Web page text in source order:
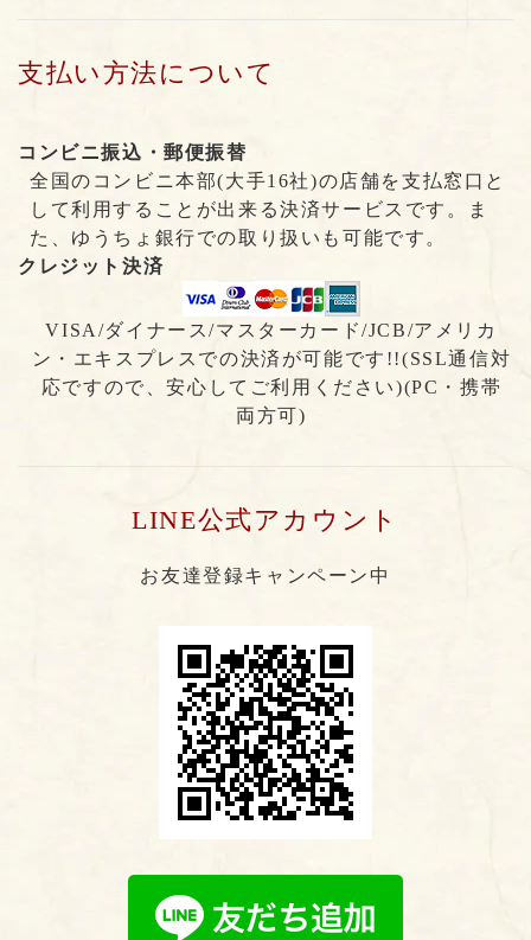
支払い方法について
コンビニ振込・郵便振替
全国のコンビニ本部(大手16社)の店舗を支払窓口と
して利用することが出来る決済サービスです。ま
た、ゆうちょ銀行での取り扱いも可能です。
クレジット決済
VISA/ダイナース/マスターカード/JCB/アメリカ
ン・エキスプレスでの決済が可能です!!(SSL通信対
応ですので、安心してご利用ください)(PC・携帯
両方可)
LINE公式アカウント
お友達登録キャンペーン中